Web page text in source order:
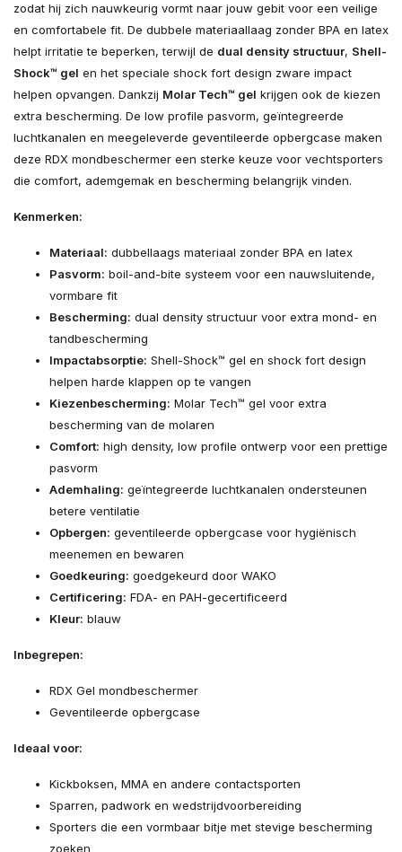
zodat hij zich nauwkeurig vormt naar jouw gebit voor een veilige
en comfortabele fit. De dubbele materiaallaag zonder BPA en latex
helpt irritatie te beperken, terwijl de dual density structuur, Shell-
Shock™ gel en het speciale shock fort design zware impact
helpen opvangen. Dankzij Molar Tech™ gel krijgen ook de kiezen
extra bescherming. De low profile pasvorm, geïntegreerde
luchtkanalen en meegeleverde geventileerde opbergcase maken
deze RDX mondbeschermer een sterke keuze voor vechtsporters
die comfort, ademgemak en bescherming belangrijk vinden.
Kenmerken:
Materiaal: dubbellaags materiaal zonder BPA en latex
Pasvorm: boil-and-bite systeem voor een nauwsluitende,
vormbare fit
Bescherming: dual density structuur voor extra mond- en
tandbescherming
Impactabsorptie: Shell-Shock™ gel en shock fort design
helpen harde klappen op te vangen
Kiezenbescherming: Molar Tech™ gel voor extra
bescherming van de molaren
Comfort: high density, low profile ontwerp voor een prettige
pasvorm
Ademhaling: geïntegreerde luchtkanalen ondersteunen
betere ventilatie
Opbergen: geventileerde opbergcase voor hygiënisch
meenemen en bewaren
Goedkeuring: goedgekeurd door WAKO
Certificering: FDA- en PAH-gecertificeerd
Kleur: blauw
Inbegrepen:
RDX Gel mondbeschermer
Geventileerde opbergcase
Ideaal voor:
Kickboksen, MMA en andere contactsporten
Sparren, padwork en wedstrijdvoorbereiding
Sporters die een vormbaar bitje met stevige bescherming
zoeken